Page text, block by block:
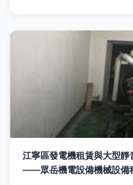
江寧區發電機租賃與大型
——眾岳機電設備機械設備